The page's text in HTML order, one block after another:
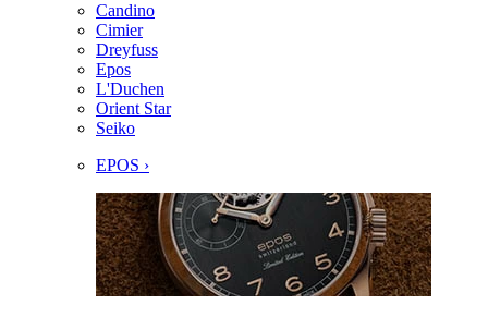
Candino
Cimier
Dreyfuss
Epos
L'Duchen
Orient Star
Seiko
EPOS ›